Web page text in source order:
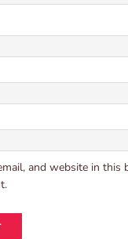
and website in